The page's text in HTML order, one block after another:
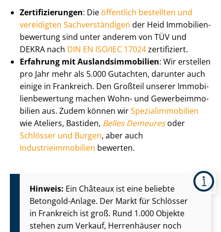
Zer­ti­fi­zie­run­gen: Die öffentlich bestellten und
vereidigten Sach­ver­stän­di­gen der Heid Im­mo­bi­li­en­
be­wer­tung sind unter anderem von TÜV und
DEKRA nach DIN EN ISO/IEC 17024zertifiziert.
Erfahrung mit Aus­lands­im­mo­bi­li­en: Wir erstellen
pro Jahr mehr als 5.000 Gutachten, darunter auch
einige in Frankreich. Den Großteil unserer Im­mo­bi­
li­en­be­wer­tung machen Wohn- und Ge­wer­be­im­mo­
bi­li­en aus. Zudem können wirSpe­zi­al­im­mo­bi­li­en
wie Ateliers, Bastiden, Belles Demeuresoder
Schlösser und Burgen, aber auch
In­dus­trie­im­mo­bi­li­en bewerten.
Hinweis: Ein Châteaux ist eine beliebte
Betongold-Anlage. Der Markt für Schlösser
in Frankreich ist groß. Rund 1.000 Objekte
stehen zum Verkauf, Herrenhäuser noch